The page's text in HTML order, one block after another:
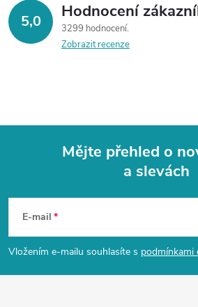
5,0 Hodnocení
3299 hodnocení
Zobrazit recenze
p
a
Mějte přehled o
a slevách
E-mail
Vložením e-mailu souhlasíte s podmínkami